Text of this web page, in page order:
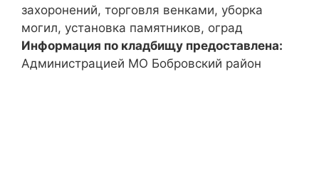
захоронений, торговля венками, уборка
могил, установка памятников, оград
Информация по кладбищу предоставлена:
Администрацией МО Бобровский район